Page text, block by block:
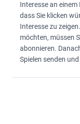
Interesse an einem
dass Sie klicken
Interesse zu
möchten, müssen
abonnieren.
Spielen senden und